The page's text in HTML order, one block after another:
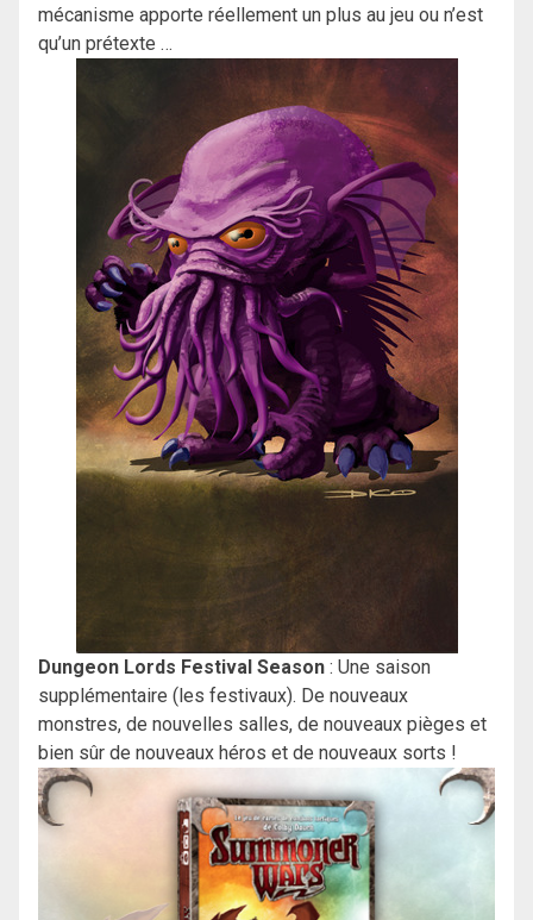
mécanisme apporte réellement un plus au jeu ou n’est
qu’un prétexte …
Dungeon Lords Festival Season : Une saison
supplémentaire (les festivaux). De nouveaux
monstres, de nouvelles salles, de nouveaux pièges et
bien sûr de nouveaux héros et de nouveaux sorts !